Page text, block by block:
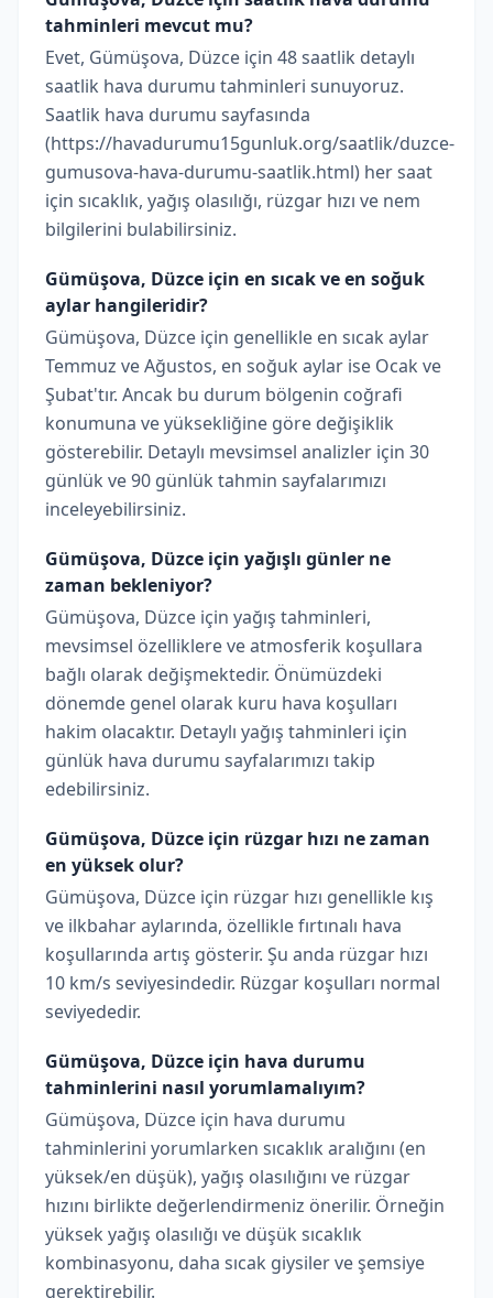
tahminleri mevcut mu?
Evet, Gümüşova, Düzce için 48 saatlik detaylı
saatlik hava durumu tahminleri sunuyoruz.
Saatlik hava durumu sayfasında
(https://havadurumu15gunluk.org/saatlik/duzce-
gumusova-hava-durumu-saatlik.html) her saat
için sıcaklık, yağış olasılığı, rüzgar hızı ve nem
bilgilerini bulabilirsiniz.
Gümüşova, Düzce için en sıcak ve en soğuk
aylar hangileridir?
Gümüşova, Düzce için genellikle en sıcak aylar
Temmuz ve Ağustos, en soğuk aylar ise Ocak ve
Şubat'tır. Ancak bu durum bölgenin coğrafi
konumuna ve yüksekliğine göre değişiklik
gösterebilir. Detaylı mevsimsel analizler için 30
günlük ve 90 günlük tahmin sayfalarımızı
inceleyebilirsiniz.
Gümüşova, Düzce için yağışlı günler ne
zaman bekleniyor?
Gümüşova, Düzce için yağış tahminleri,
mevsimsel özelliklere ve atmosferik koşullara
bağlı olarak değişmektedir. Önümüzdeki
dönemde genel olarak kuru hava koşulları
hakim olacaktır. Detaylı yağış tahminleri için
günlük hava durumu sayfalarımızı takip
edebilirsiniz.
Gümüşova, Düzce için rüzgar hızı ne zaman
en yüksek olur?
Gümüşova, Düzce için rüzgar hızı genellikle kış
ve ilkbahar aylarında, özellikle fırtınalı hava
koşullarında artış gösterir. Şu anda rüzgar hızı
10 km/s seviyesindedir. Rüzgar koşulları normal
seviyededir.
Gümüşova, Düzce için hava durumu
tahminlerini nasıl yorumlamalıyım?
Gümüşova, Düzce için hava durumu
tahminlerini yorumlarken sıcaklık aralığını (en
yüksek/en düşük), yağış olasılığını ve rüzgar
hızını birlikte değerlendirmeniz önerilir. Örneğin
yüksek yağış olasılığı ve düşük sıcaklık
kombinasyonu, daha sıcak giysiler ve şemsiye
gerektirebilir.